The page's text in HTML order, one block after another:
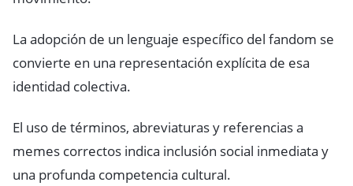
La adopción de un lenguaje específico del fandom se
convierte en una representación explícita de esa
identidad colectiva.
El uso de términos, abreviaturas y referencias a
memes correctos indica inclusión social inmediata y
una profunda competencia cultural.